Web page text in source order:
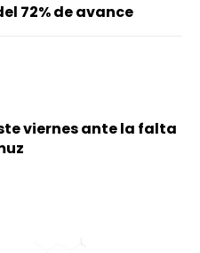
72% de avance
viernes ante la falta